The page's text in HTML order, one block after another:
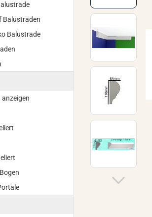
Balustraden
Balustrade
anzeigen